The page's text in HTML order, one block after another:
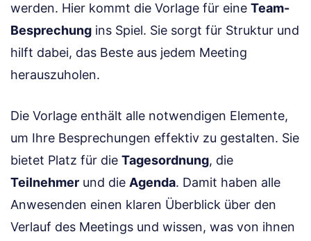
werden. Hier kommt die Vorlage für eine Team-
Besprechung ins Spiel. Sie sorgt für Struktur und
hilft dabei, das Beste aus jedem Meeting
herauszuholen.
Die Vorlage enthält alle notwendigen Elemente,
um Ihre Besprechungen effektiv zu gestalten. Sie
bietet Platz für die Tagesordnung, die
Teilnehmer und die Agenda. Damit haben alle
Anwesenden einen klaren Überblick über den
Verlauf des Meetings und wissen, was von ihnen